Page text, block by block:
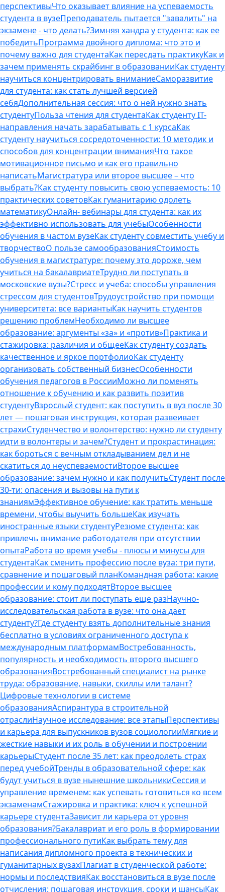
перспективыЧто оказывает влияние на успеваемость
студента в вузеПреподаватель пытается "завалить" на
экзамене - что делать?Зимняя хандра у студента: как ее
победитьПрограмма двойного диплома: что это и
почему важно для студентаКак пересдать практикуКак и
зачем применять скрайбинг в образованииКак студенту
научиться концентрировать вниманиеСаморазвитие
для студента: как стать лучшей версией
себяДополнительная сессия: что о ней нужно знать
студентуПольза чтения для студентаКак студенту IT-
направления начать зарабатывать с 1 курсаКак
студенту научиться сосредоточенности: 10 методик и
способов для концентрации вниманияЧто такое
мотивационное письмо и как его правильно
написатьМагистратура или второе высшее – что
выбрать?Как студенту повысить свою успеваемость: 10
практических советовКак гуманитарию одолеть
математикуОнлайн- вебинары для студента: как их
эффективно использовать для учебыОсобенности
обучения в частом вузеКак студенту совместить учебу и
творчествоО пользе самообразованияСтоимость
обучения в магистратуре: почему это дороже, чем
учиться на бакалавриатеТрудно ли поступать в
московские вузы?Стресс и учеба: способы управления
стрессом для студентовТрудоустройство при помощи
университета: все вариантыКак научить студентов
решению проблемНеобходимо ли высшее
образование: аргументы «за» и «против»Практика и
стажировка: различия и общееКак студенту создать
качественное и яркое портфолиоКак студенту
организовать собственный бизнесОсобенности
обучения педагогов в РоссииМожно ли поменять
отношение к обучению и как развить позитив
студентуВзрослый студент: как поступить в вуз после 30
лет — пошаговая инструкция, которая развеивает
страхиСтуденчество и волонтерство: нужно ли cтуденту
идти в волонтеры и зачем?Студент и прокрастинация:
как бороться с вечным откладыванием дел и не
скатиться до неуспеваемостиВторое высшее
образование: зачем нужно и как получитьСтудент после
30-ти: опасения и вызовы на пути к
знаниямЭффективное обучение: как тратить меньше
времени, чтобы выучить большеКак изучать
иностранные языки студентуРезюме студента: как
привлечь внимание работодателя при отсутствии
опытаРабота во время учебы - плюсы и минусы для
студентаКак сменить профессию после вуза: три пути,
сравнение и пошаговый планКомандная работа: какие
профессии и кому подходятВторое высшее
образование: стоит ли поступать еще разНаучно-
исследовательская работа в вузе: что она дает
студенту?Где студенту взять дополнительные знания
бесплатно в условиях ограниченного доступа к
международным платформамВостребованность,
популярность и необходимость второго высшего
образованияВостребованный специалист на рынке
труда: образование, навыки, скиллы или талант?
Цифровые технологии в системе
образованияАспирантура в строительной
отраслиНаучное исследование: все этапыПерспективы
и карьера для выпускников вузов социологииМягкие и
жесткие навыки и их роль в обучении и построении
карьерыСтудент после 35 лет: как преодолеть страх
перед учебойТренды в образовательной сфере: как
будут учиться в вузе нынешние школьникиСессия и
управление временем: как успевать готовиться ко всем
экзаменамСтажировка и практика: ключ к успешной
карьере студентаЗависит ли карьера от уровня
образования?Бакалавриат и его роль в формировании
профессионального путиКак выбрать тему для
написания дипломного проекта в технических и
гуманитарных вузахПлагиат в студенческой работе:
нормы и последствияКак восстановиться в вузе после
отчисления: пошаговая инструкция, сроки и шансыКак